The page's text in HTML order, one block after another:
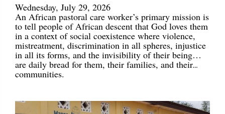
Wednesday, July 29, 2026
An African pastoral care worker’s primary mission is
to tell people of African descent that God loves them
in a context of social coexistence where violence,
mistreatment, discrimination in all spheres, injustice
in all its forms, and the invisibility of their being…
are daily bread for them, their families, and their
communities.